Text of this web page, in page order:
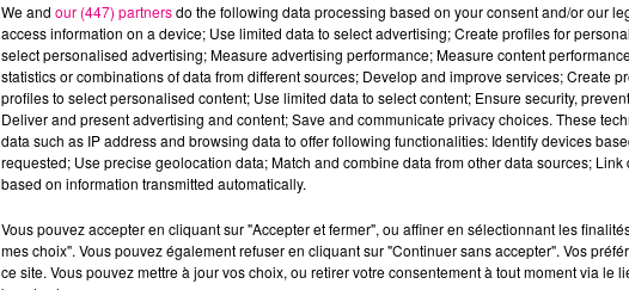
We and our (447) partnersdo the following data processing based on your consent and/or our
access information on a device; Use limited data to select advertising; Create profiles for
select personalised advertising; Measure advertising performance; Measure content
statistics or combinations of data from different sources; Develop and improve services; Create
profiles to select personalised content; Use limited data to select content; Ensure security,
Deliver and present advertising and content; Save and communicate privacy choices. These
data such as IP address and browsing data to offer following functionalities: Identify devices
requested; Use precise geolocation data; Match and combine data from other data sources;
based on information transmitted automatically.
Vous pouvez accepter en cliquant sur "Accepter et fermer", ou affiner en sélectionnant les
mes choix". Vous pouvez également refuser en cliquant sur "Continuer sans accepter". Vos
ce site. Vous pouvez mettre à jour vos choix, ou retirer votre consentement à tout moment via le